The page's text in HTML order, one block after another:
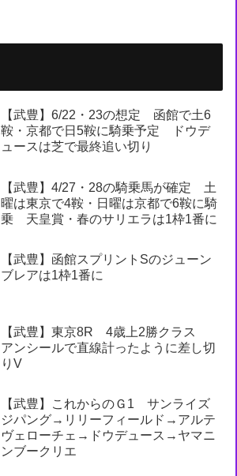
【武豊】6/22・23の想定 函館で土6
鞍・京都で日5鞍に騎乗予定 ドウデ
ュースは芝で最終追い切り
【武豊】4/27・28の騎乗馬が確定 土
曜は東京で4鞍・日曜は京都で6鞍に騎
乗 天皇賞・春のサリエラは1枠1番に
【武豊】函館スプリントSのジューン
ブレアは1枠1番に
【武豊】東京8R 4歳上2勝クラス
アンシールで直線計ったように差し切
りV
【武豊】これからのＧ1 サンライズ
ジパング→リリーフィールド→アルテ
ヴェローチェ→ドウデュース→ヤマニ
ンブークリエ